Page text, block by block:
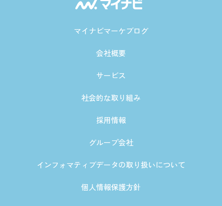
マイナビマーケブログ
会社概要
サービス
社会的な取り組み
採用情報
グループ会社
インフォマティブデータの取り扱いについて
個人情報保護方針